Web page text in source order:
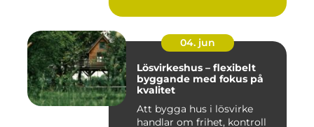
04. jun
Lösvirkeshus – flexibelt
byggande med fokus på
kvalitet
Att bygga hus i lösvirke
handlar om frihet, kontroll